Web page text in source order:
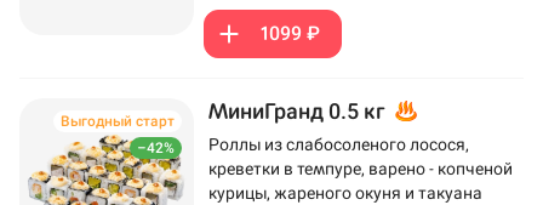
1099 ₽
–42%
Выгодный старт МиниГранд 0.5 кг
Роллы из слабосоленого лосося,
креветки в темпуре, варено - копченой
курицы, жареного окуня и такуана